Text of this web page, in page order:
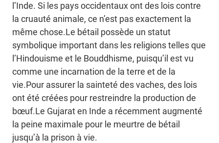
l’Inde. Si les pays occidentaux ont des lois contre
la cruauté animale, ce n’est pas exactement la
même chose.Le bétail possède un statut
symbolique important dans les religions telles que
l’Hindouisme et le Bouddhisme, puisqu’il est vu
comme une incarnation de la terre et de la
vie.Pour assurer la sainteté des vaches, des lois
ont été créées pour restreindre la production de
bœuf.Le Gujarat en Inde a récemment augmenté
la peine maximale pour le meurtre de bétail
jusqu’à la prison à vie.